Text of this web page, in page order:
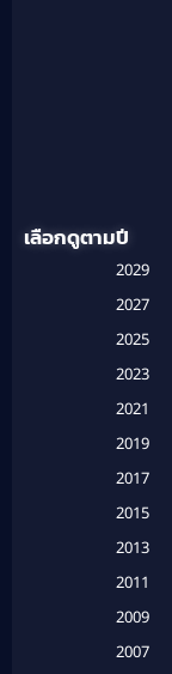
Based
เลือกดูตามปี
2029
2027
2025
2023
2021
2019
2017
2015
2013
2011
2009
2007